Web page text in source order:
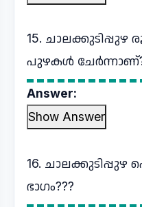
15.
പുഴകൾ
Answer:
Show Answer
16. ചാലക്കുടിപ്പുഴ
ഭാഗം???